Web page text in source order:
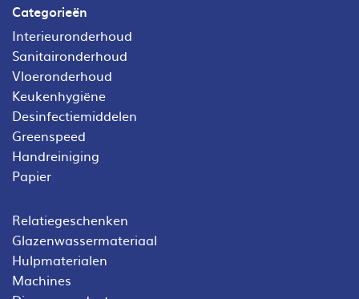
Categorieën
Interieuronderhoud
Sanitaironderhoud
Vloeronderhoud
Keukenhygiëne
Desinfectiemiddelen
Greenspeed
Handreiniging
Papier
Relatiegeschenken
Glazenwassermateriaal
Hulpmaterialen
Machines